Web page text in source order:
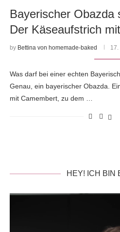
Bayerischer Obazda
Der Käseaufstrich
by Bettina von homemade-baked 17.
Was darf bei einer echten
Genau, ein bayerischer Obazda.
mit Camembert, zu dem …
HEY! ICH BIN